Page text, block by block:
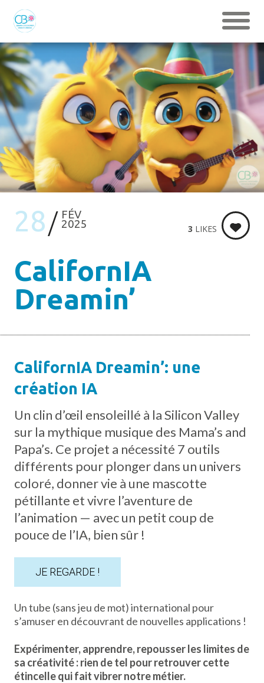
28 FÉV
2025
CalifornIA
Dreamin’
3 LIKES
CalifornIA Dreamin’: une
création IA
Un clin d’œil ensoleillé à la Silicon Valley
sur la mythique musique des Mama’s and
Papa’s. Ce projet a nécessité 7 outils
différents pour plonger dans un univers
coloré, donner vie à une mascotte
pétillante et vivre l’aventure de
l’animation — avec un petit coup de
pouce de l’IA, bien sûr !
JE REGARDE !
Un tube (sans jeu de mot) international pour
s’amuser en découvrant de nouvelles applications !
Expérimenter, apprendre, repousser les limites de
sa créativité : rien de tel pour retrouver cette
étincelle qui fait vibrer notre métier.